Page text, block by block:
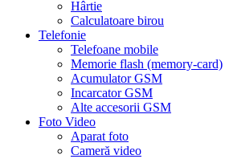
Hârtie
Calculatoare birou
Telefonie
Telefoane mobile
Memorie flash (memory-card)
Acumulator GSM
Incarcator GSM
Alte accesorii GSM
Foto Video
Aparat foto
Cameră video